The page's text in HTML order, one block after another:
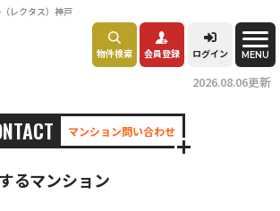
レクタス）神戸
物件検索 会員登録 ログイン MENU
2026.08.06更新
マンション問い合わせ
るマンション